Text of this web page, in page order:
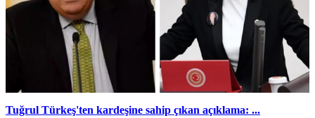
Tuğrul Türkeş'ten kardeşine sahip çıkan açıklama: ...